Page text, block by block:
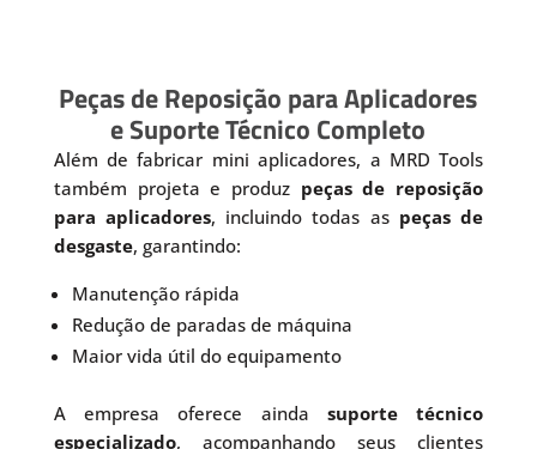
Peças de Reposição para Aplicadores
e Suporte Técnico Completo
Além de fabricar mini aplicadores, a MRD Tools
também projeta e produz peças de reposição
para aplicadores, incluindo todas as peças de
desgaste, garantindo:
Manutenção rápida
Redução de paradas de máquina
Maior vida útil do equipamento
A empresa oferece ainda suporte técnico
especializado, acompanhando seus clientes